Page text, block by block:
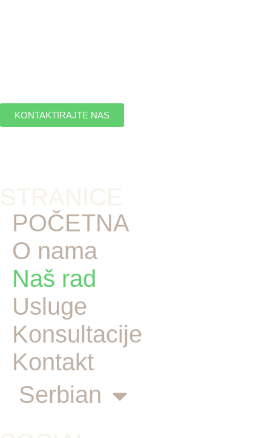
KONTAKTIRAJTE NAS
POČETNA
O nama
Naš rad
Usluge
Konsultacije
Kontakt
Serbian